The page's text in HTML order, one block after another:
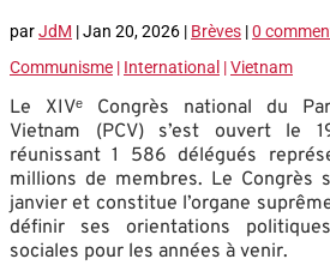
parJdM |Jan 20, 2026 | Brèves |0
Communisme | International |Vietnam
Le XIVᵉ Congrès national du
Vietnam (PCV) s’est ouvert le
réunissant 1 586 délégués
millions de membres. Le Congrès
janvier et constitue l’organe
définir ses orientations
sociales pour les années à venir.